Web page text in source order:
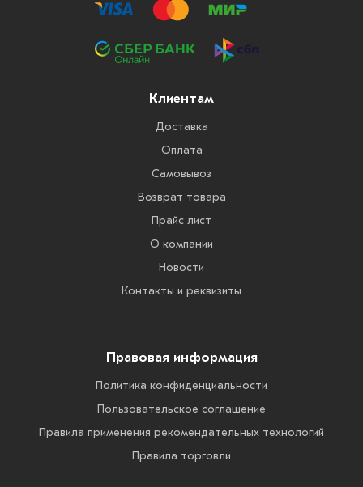
Клиентам
Доставка
Оплата
Самовывоз
Возврат товара
Прайс лист
О компании
Новости
Контакты и реквизиты
Правовая информация
Политика конфиденциальности
Пользовательское соглашение
Правила применения рекомендательных технологий
Правила торговли